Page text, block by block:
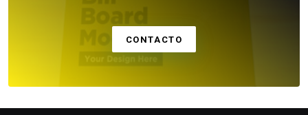
CONTACTO